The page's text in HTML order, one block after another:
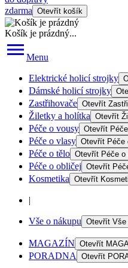
zdarma Otevřít košík
Košík je prázdný...
Menu
Elektrické holicí strojky
Dámské holicí strojky
Zastřihovače Otevřít
Žiletky a holítka Otevřít
Péče o vousy Otevřít
Péče o vlasy Otevřít Péče
Péče o tělo Otevřít Péče o
Péče o obličej Otevřít
Kosmetika Otevřít
|
Vše o nákupu Otevřít Vše
MAGAZÍN Otevřít
PORADNA Otevřít